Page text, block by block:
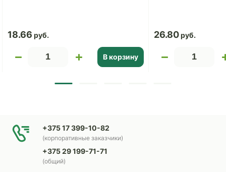
18.66
В корзину
26.80
+375 17 399-10-82
(корпоративные заказчики)
+375 29 199-71-71
(общий)